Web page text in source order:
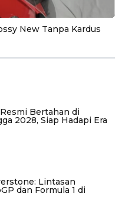
New Tanpa Kardus
Bertahan di
2028, Siap Hadapi Era
Lintasan
dan Formula 1 di